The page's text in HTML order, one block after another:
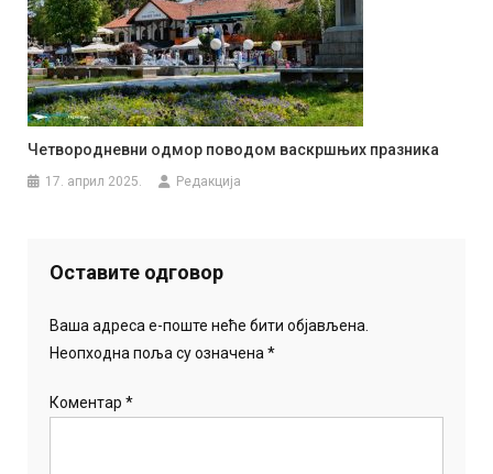
Четвородневни одмор поводом васкршњих празника
17. април 2025. Редакција
Оставите одговор
Ваша адреса е-поште неће бити објављена.
Неопходна поља су означена*
Коментар*